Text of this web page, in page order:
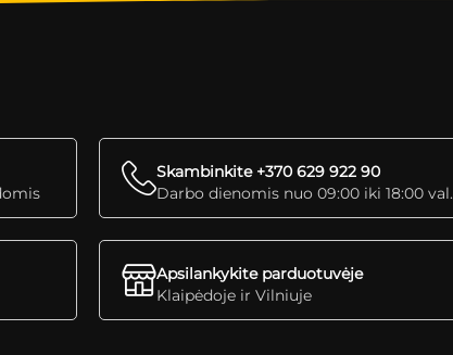
Skambinkite +370 629 922 90
Darbo dienomis nuo 09:00 iki 18:00 val.
Apsilankykite parduotuvėje
Klaipėdoje ir Vilniuje